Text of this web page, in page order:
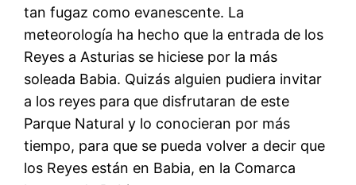
tan fugaz como evanescente. La
meteorología ha hecho que la entrada de los
Reyes a Asturias se hiciese por la más
soleada Babia. Quizás alguien pudiera invitar
a los reyes para que disfrutaran de este
Parque Natural y lo conocieran por más
tiempo, para que se pueda volver a decir que
los Reyes están en Babia, en la Comarca